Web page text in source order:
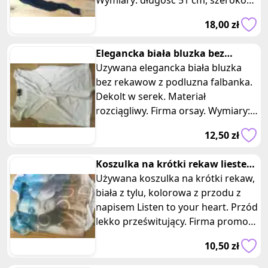
głównie z wiskozy, co zapewnia
18,00 zł
Elegancka biała bluzka bez
rękawów z podluzna falbanka
orsay
Uzywana elegancka biała bluzka
bez rekawow z podluzna falbanka.
Dekolt w serek. Materiał
rozciągliwy. Firma orsay. Wymiary:
długość 51 cm, szerokość 41 cm. Ta
używana elegancka biała bluzka
do różnych stylizacji. Może być
noszona na wiele okazji, zarówno
na spotkania towarzyskie, jak i do
codziennych outfitów. Bluzka ma
podłużną falbankę, która dodaje
delikatności i subtelności do
całości. Dekolt w serek eksponuje
12,50 zł
Koszulka na krótki rekaw liesten
to your heart promod
Używana koszulka na krótki rekaw,
biała z tylu, kolorowa z przodu z
napisem Listen to your heart. Przód
lekko prześwitujący. Firma promod.
Wymiary: długość 61 cm, szerokość
43 cm. Unikalna dzięki swojemu
10,50 zł